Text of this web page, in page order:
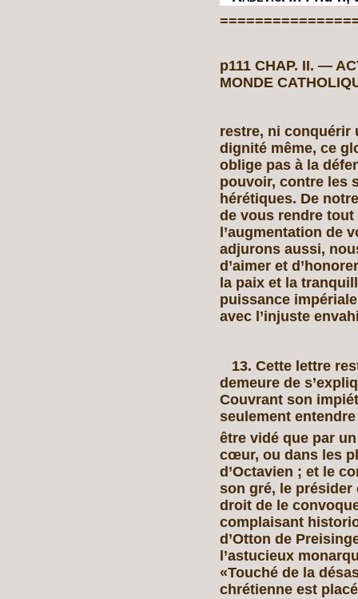
p111 CHAP. II. —
MONDE
restre, ni conquérir
dignité même, ce
oblige pas à la
pouvoir, contre les
hérétiques. De
de vous rendre
l’augmentation de
adjurons aussi,
d’aimer et
la paix et la
puissance
avec l’injuste
13. Cette lettre
demeure de
Couvrant son
seulement
être vidé que par
cœur, ou dans les
d’Octavien ; et le
son gré, le présider
droit de le
complaisant
d’Otton de
l’astucieux
«Touché de la
chrétienne est